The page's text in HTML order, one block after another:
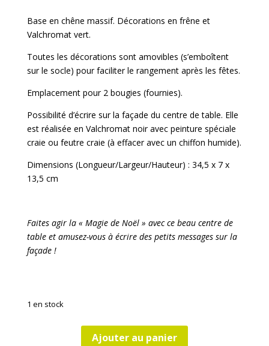
Base en chêne massif. Décorations en frêne et
Valchromat vert.
Toutes les décorations sont amovibles (s’emboîtent
sur le socle) pour faciliter le rangement après les fêtes.
Emplacement pour 2 bougies (fournies).
Possibilité d’écrire sur la façade du centre de table. Elle
est réalisée en Valchromat noir avec peinture spéciale
craie ou feutre craie (à effacer avec un chiffon humide).
Dimensions (Longueur/Largeur/Hauteur) : 34,5 x 7 x
13,5 cm
Faites agir la « Magie de Noël » avec ce beau centre de
table et amusez-vous à écrire des petits messages sur la
façade !
1 en stock
Ajouter au panier